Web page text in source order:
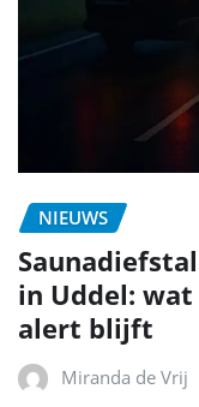
NIEUWS
in Uddel:
alert blijft
Miranda de Vrij